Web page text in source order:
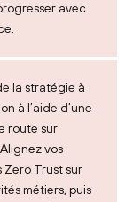
avec
la stratégie à
à l’aide d’une
route sur
vos
Zero Trust sur
métiers, puis